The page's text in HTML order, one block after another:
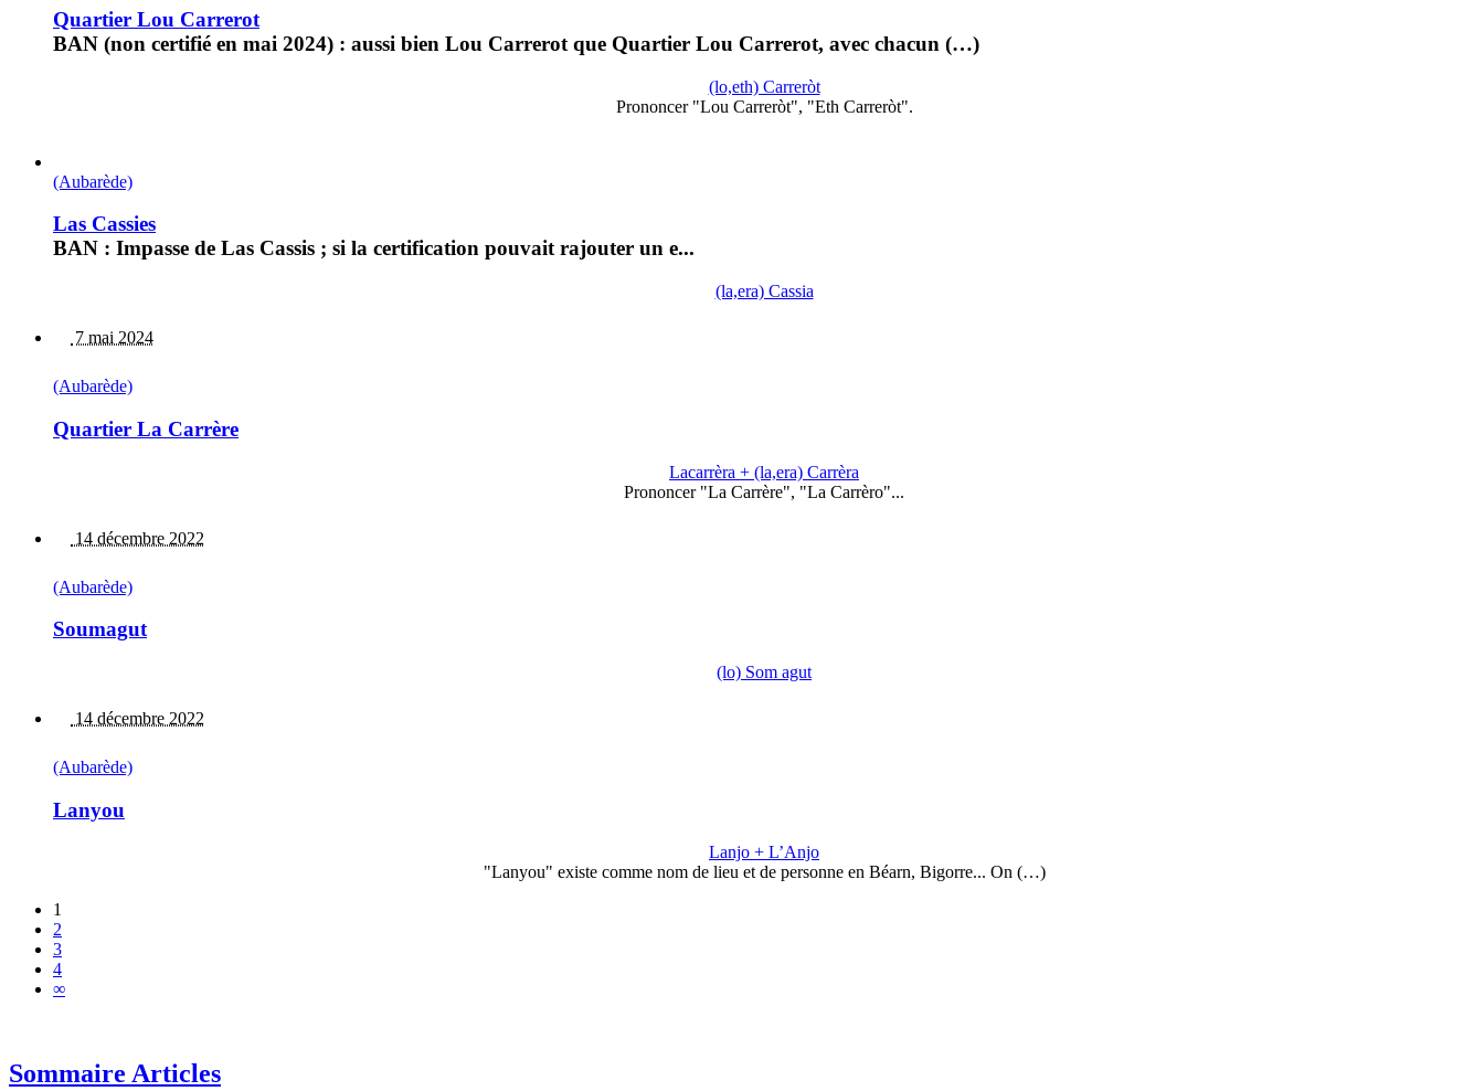
Quartier Lou Carrerot
BAN (non certifié en mai 2024) : aussi bien Lou Carrerot que Quartier Lou Carrerot, avec chacun (…)
(lo,eth) Carreròt
Prononcer "Lou Carreròt", "Eth Carreròt".
(Aubarède)
Las Cassies
BAN : Impasse de Las Cassis ; si la certification pouvait rajouter un e...
(la,era) Cassia
7 mai 2024
(Aubarède)
Quartier La Carrère
Lacarrèra + (la,era) Carrèra
Prononcer "La Carrère", "La Carrèro"...
14 décembre 2022
(Aubarède)
Soumagut
(lo) Som agut
14 décembre 2022
(Aubarède)
Lanyou
Lanjo + L’Anjo
"Lanyou" existe comme nom de lieu et de personne en Béarn, Bigorre... On (…)
1
2
3
4
∞
Sommaire Articles